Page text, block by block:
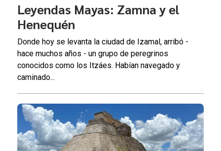
Leyendas Mayas: Zamna y el
Henequén
Donde hoy se levanta la ciudad de Izamal, arribó -
hace muchos años - un grupo de peregrinos
conocidos como los Itzáes. Habían navegado y
caminado...